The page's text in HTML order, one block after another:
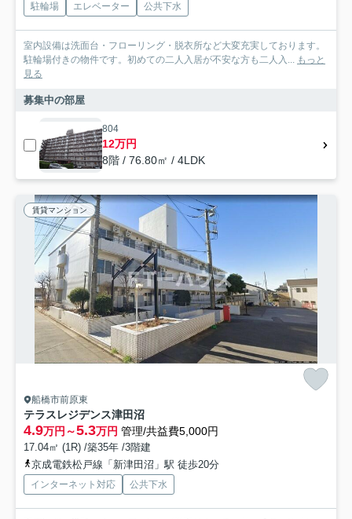
駐輪場 エレベーター 公共下水
室内設備は洗面台・フローリング・脱衣所など大変充実しております。
駐輪場付きの物件です。初めての二人入居が不安な方も二人入... もっと
見る
募集中の部屋
804
12万円
8階 / 76.80㎡ / 4LDK
賃貸マンション
船橋市前原東
テラスレジデンス津田沼
4.9万円～5.3万円 管理/共益費5,000円
17.04㎡ (1R) /築35年 /3階建
京成電鉄松戸線「新津田沼」駅 徒歩20分
インターネット対応 公共下水